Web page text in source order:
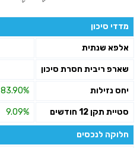
מדדי סיכון
אלפא שנתית
שארפ ריבית חסרת סיכון
יחס נזילות 83.90%
סטיית תקן 12 חודשים 9.09%
חלוקה לנכסים